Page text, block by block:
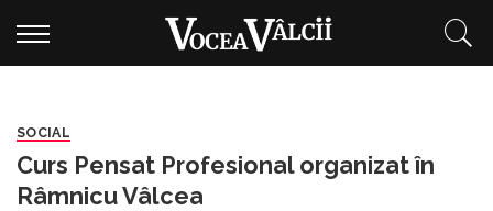
SOCIAL
Curs Pensat Profesional organizat în
Râmnicu Vâlcea